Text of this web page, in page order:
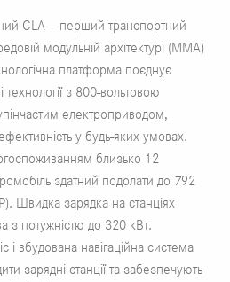
CLA – перший транспортний
модульній архітектурі (MMA)
платформа поєднує
технології з 800-вольтовою
електроприводом,
у будь-яких умовах.
близько 12
здатний подолати до 792
Швидка зарядка на станціях
з потужністю до 320 кВт.
і вбудована навігаційна система
зарядні станції та забезпечують